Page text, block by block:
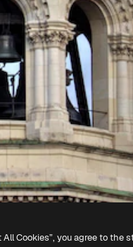
Cookies”, you agree to